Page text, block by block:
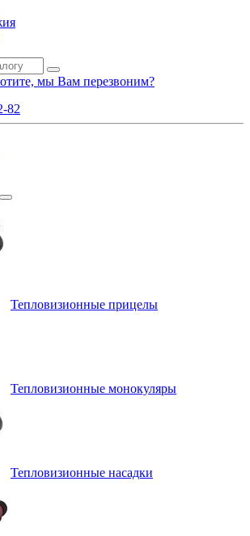
мы Вам перезвоним?
82
Тепловизионные прицелы
Тепловизионные монокуляры
Тепловизионные насадки